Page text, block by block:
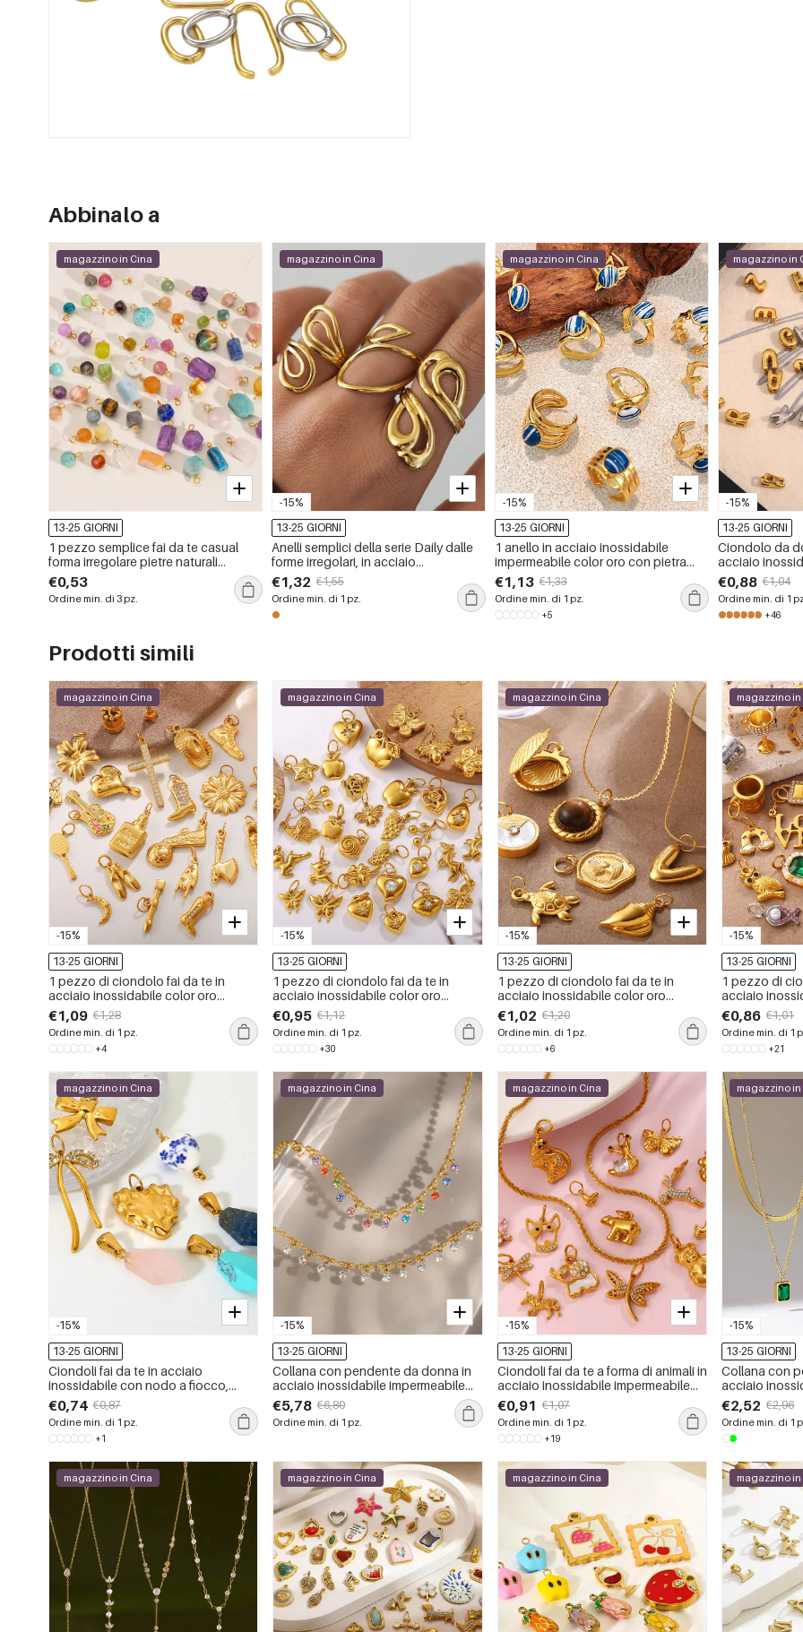
Abbinalo a
magazzino in Cina
13-25 GIORNI
1 pezzo semplice fai da te casual
forma irregolare pietre naturali
pendenti da donna
€0,53
Ordine min. di 3 pz.
-15%
magazzino in Cina
13-25 GIORNI
Anelli semplici della serie Daily dalle
forme irregolari, in acciaio
inossidabile impermeabile color oro.
€1,32 €1,55
Ordine min. di 1 pz.
-15%
magazzino in Cina
13-25 GIORNI
1 anello in acciaio inossidabile
impermeabile color oro con pietra
naturale
€1,13 €1,33
Ordine min. di 1 pz.
+5
-15%
magazzino in
13-25 GIORNI
Ciondolo da
acciaio
moda fai da te
€0,88 €1,04
Ordine min. di 1
+46
Prodotti simili
-15%
magazzino in Cina
13-25 GIORNI
1 pezzo di ciondolo fai da te in
acciaio inossidabile color oro
impermeabile
€1,09 €1,28
Ordine min. di 1 pz.
+4
-15%
magazzino in Cina
13-25 GIORNI
1 pezzo di ciondolo fai da te in
acciaio inossidabile color oro
impermeabile
€0,95 €1,12
Ordine min. di 1 pz.
+30
-15%
magazzino in Cina
13-25 GIORNI
1 pezzo di ciondolo fai da te in
acciaio inossidabile color oro
impermeabile
€1,02 €1,20
Ordine min. di 1 pz.
+6
-15%
magazzino in
13-25 GIORNI
1 pezzo di
acciaio
impermeabile
€0,86 €1,01
Ordine min. di 1
+21
-15%
magazzino in Cina
13-25 GIORNI
Ciondoli fai da te in acciaio
inossidabile con nodo a fiocco,
impermeabili, color oro
€0,74 €0,87
Ordine min. di 1 pz.
+1
-15%
magazzino in Cina
13-25 GIORNI
Collana con pendente da donna in
acciaio inossidabile impermeabile
color oro con zirconi
€5,78 €6,80
Ordine min. di 1 pz.
-15%
magazzino in Cina
13-25 GIORNI
Ciondoli fai da te a forma di animali in
acciaio inossidabile impermeabile
color oro.
€0,91 €1,07
Ordine min. di 1 pz.
+19
-15%
magazzino in
13-25 GIORNI
Collana con
acciaio
color oro con
€2,52 €2,96
Ordine min. di 1
magazzino in Cina magazzino in Cina magazzino in Cina magazzino in